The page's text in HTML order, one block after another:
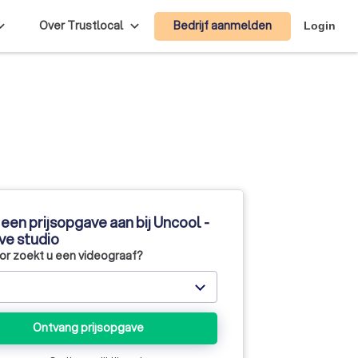
Over Trustlocal Bedrijf aanmelden Login
prijsopgave aan bij Uncool -
studio
zoekt u een videograaf?
Ontvang prijsopgave